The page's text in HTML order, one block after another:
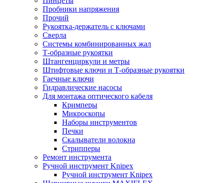
Пробники напряжения
Прочий
Рукоятка-держатель с ключами
Сверла
Системы комбинированных жал
Т-образные рукоятки
Штангенциркули и метры
Штифтовые ключи и Т-образные рукоятки
Гаечные ключи
Гидравлические насосы
Для монтажа оптического кабеля
Кримперы
Микроскопы
Наборы инструментов
Печки
Скалыватели волокна
Стрипперы
Ремонт инструмента
Ручной инструмент Knipex
Ручной инструмент Knipex